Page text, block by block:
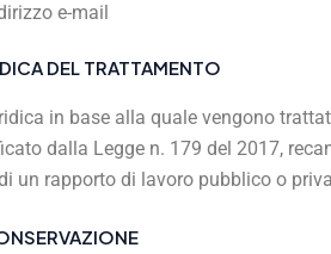
e-mail
DEL TRATTAMENTO
in base alla quale vengono
dalla Legge n. 179 del 2017,
un rapporto di lavoro pubblico o